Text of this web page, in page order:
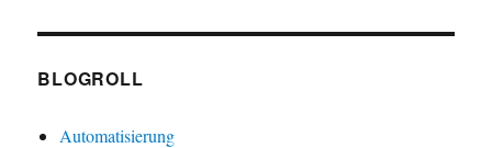
BLOGROLL
Automatisierung